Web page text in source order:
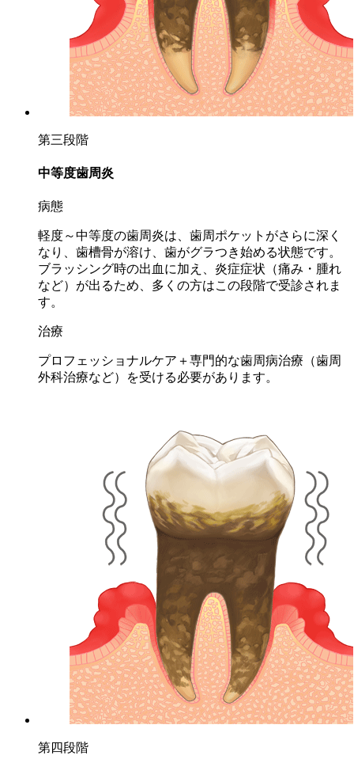
第三段階
中等度歯周炎
病態
軽度～中等度の歯周炎は、歯周ポケットがさらに深く
なり、歯槽骨が溶け、歯がグラつき始める状態です。
ブラッシング時の出血に加え、炎症症状（痛み・腫れ
など）が出るため、 多くの方はこの段階で受診されま
す。
治療
プロフェッショナルケア＋専門的な歯周病治療（歯周
外科治療など）を受ける必要があります。
第四段階